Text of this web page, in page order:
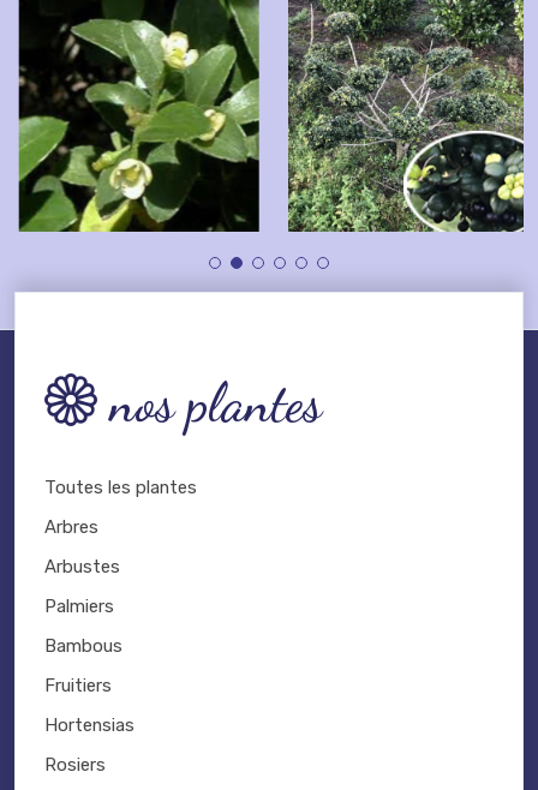
nos plantes
Toutes les plantes
Arbres
Arbustes
Palmiers
Bambous
Fruitiers
Hortensias
Rosiers